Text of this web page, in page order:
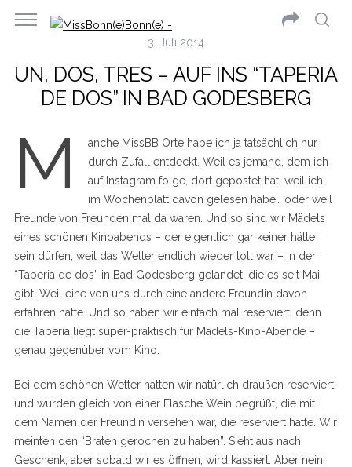
3. Juli 2014
UN, DOS, TRES – AUF INS “TAPERIA
DE DOS” IN BAD GODESBERG
M
anche MissBB Orte habe ich ja tatsächlich nur
durch Zufall entdeckt. Weil es jemand, dem ich
auf Instagram folge, dort gepostet hat, weil ich
im Wochenblatt davon gelesen habe… oder weil
Freunde von Freunden mal da waren. Und so sind wir Mädels
eines schönen Kinoabends – der eigentlich gar keiner hätte
sein dürfen, weil das Wetter endlich wieder toll war – in der
“Taperia de dos” in Bad Godesberg gelandet, die es seit Mai
gibt. Weil eine von uns durch eine andere Freundin davon
erfahren hatte. Und so haben wir einfach mal reserviert, denn
die Taperia liegt super-praktisch für Mädels-Kino-Abende –
genau gegenüber vom Kino.
Bei dem schönen Wetter hatten wir natürlich draußen reserviert
und wurden gleich von einer Flasche Wein begrüßt, die mit
dem Namen der Freundin versehen war, die reserviert hatte. Wir
meinten den “Braten gerochen zu haben”. Sieht aus nach
Geschenk, aber sobald wir es öffnen, wird kassiert. Aber nein,